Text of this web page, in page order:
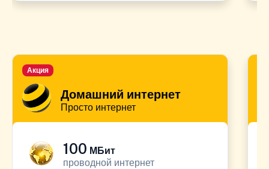
Домашний интернет
Просто интернет
Акция
100 МБит
проводной интернет